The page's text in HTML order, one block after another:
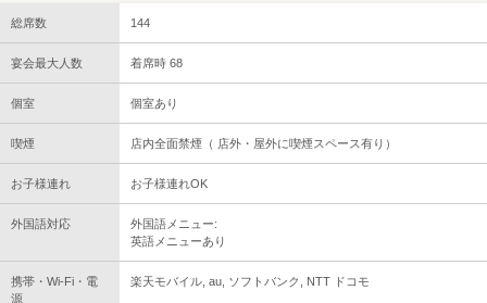
総席数 144
宴会最大人数 着席時 68
個室 個室あり
喫煙 店内全面禁煙（ 店外・屋外に喫煙スペース有り）
お子様連れ お子様連れOK
外国語対応
外国語メニュー:
英語メニューあり
携帯・Wi-Fi・電
源
楽天モバイル, au, ソフトバンク, NTT ドコモ